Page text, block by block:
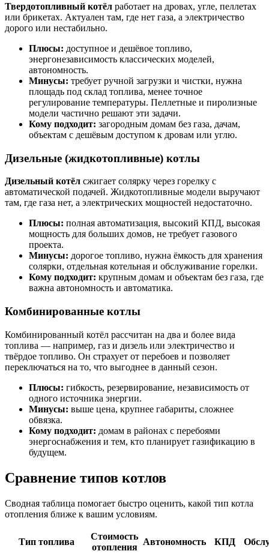
Твердотопливный котёл работает на дровах, угле, пеллетах
или брикетах. Актуален там, где нет газа, а электричество
дорого или нестабильно.
Плюсы: доступное и дешёвое топливо,
энергонезависимость классических моделей,
автономность.
Минусы: требует ручной загрузки и чистки, нужна
площадь под склад топлива, менее точное
регулирование температуры. Пеллетные и пиролизные
модели частично решают эти задачи.
Кому подходит: загородным домам без газа, дачам,
объектам с дешёвым доступом к дровам или углю.
Дизельные (жидкотопливные) котлы
Дизельный котёл сжигает солярку через горелку с
автоматической подачей. Жидкотопливные модели выручают
там, где газа нет, а электрических мощностей недостаточно.
Плюсы: полная автоматизация, высокий КПД, высокая
мощность для больших домов, не требует газового
проекта.
Минусы: дорогое топливо, нужна ёмкость для хранения
солярки, отдельная котельная и обслуживание горелки.
Кому подходит: крупным домам и объектам без газа, где
важна автономность и автоматика.
Комбинированные котлы
Комбинированный котёл рассчитан на два и более вида
топлива — например, газ и дизель или электричество и
твёрдое топливо. Он страхует от перебоев и позволяет
переключаться на то, что выгоднее в данный сезон.
Плюсы: гибкость, резервирование, независимость от
одного источника энергии.
Минусы: выше цена, крупнее габариты, сложнее
обвязка.
Кому подходит: домам в районах с перебоями
энергоснабжения и тем, кто планирует газификацию в
будущем.
Сравнение типов котлов
Сводная таблица помогает быстро оценить, какой тип котла
отопления ближе к вашим условиям.
Тип топлива
Стоимость
отопления
Автономность КПД